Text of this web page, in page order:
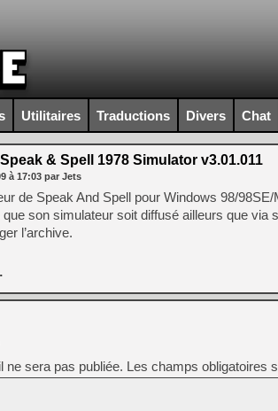
Utilitaires Traductions Divers Chat
Speak & Spell 1978 Simulator v3.01.011
à 17:03 par Jets
de Speak And Spell pour Windows 98/
que son simulateur soit diffusé ailleurs que
l’archive.
ne sera pas publiée. Les champs obligatoires